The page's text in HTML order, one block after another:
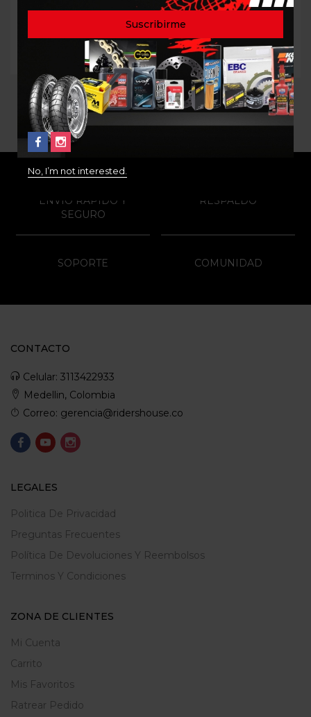
SKF
No, I’m not interested.
ENVÍO RAPIDO Y
SEGURO
RESPALDO
SOPORTE COMUNIDAD
CONTACTO
Celular: 3113422933
Medellin, Colombia
Correo: gerencia@ridershouse.co
LEGALES
Politica De Privacidad
Preguntas Frecuentes
Política De Devoluciones Y Reembolsos
Terminos Y Condiciones
ZONA DE CLIENTES
Mi Cuenta
Carrito
Mis Favoritos
Ratrear Pedido